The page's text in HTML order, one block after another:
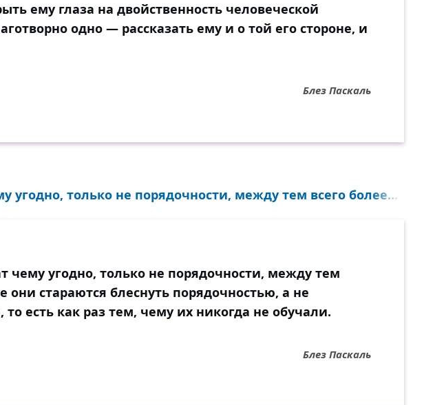
ему глаза на двойственность человеческой
одно — рассказать ему и о той его стороне, и
Блез Паскаль
угодно, только не порядочности, между тем всего более...
чему угодно, только не порядочности, между тем
они стараются блеснуть порядочностью, а не
то есть как раз тем, чему их никогда не обучали.
Блез Паскаль